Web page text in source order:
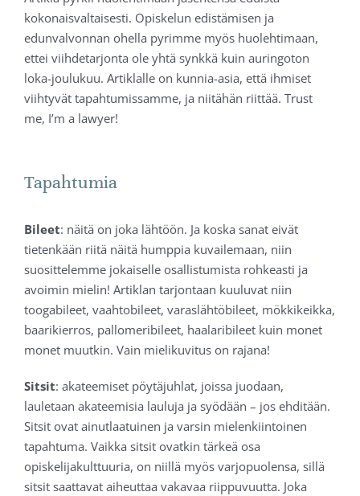
kokonaisvaltaisesti. Opiskelun edistämisen ja
edunvalvonnan ohella pyrimme myös huolehtimaan,
ettei viihdetarjonta ole yhtä synkkä kuin auringoton
loka-joulukuu. Artiklalle on kunnia-asia, että ihmiset
viihtyvät tapahtumissamme, ja niitähän riittää. Trust
me, I’m a lawyer!
Tapahtumia
Bileet: näitä on joka lähtöön. Ja koska sanat eivät
tietenkään riitä näitä humppia kuvailemaan, niin
suosittelemme jokaiselle osallistumista rohkeasti ja
avoimin mielin! Artiklan tarjontaan kuuluvat niin
toogabileet, vaahtobileet, varaslähtöbileet, mökkikeikka,
baarikierros, pallomeribileet, haalaribileet kuin monet
monet muutkin. Vain mielikuvitus on rajana!
Sitsit: akateemiset pöytäjuhlat, joissa juodaan,
lauletaan akateemisia lauluja ja syödään – jos ehditään.
Sitsit ovat ainutlaatuinen ja varsin mielenkiintoinen
tapahtuma. Vaikka sitsit ovatkin tärkeä osa
opiskelijakulttuuria, on niillä myös varjopuolensa, sillä
sitsit saattavat aiheuttaa vakavaa riippuvuutta. Joka